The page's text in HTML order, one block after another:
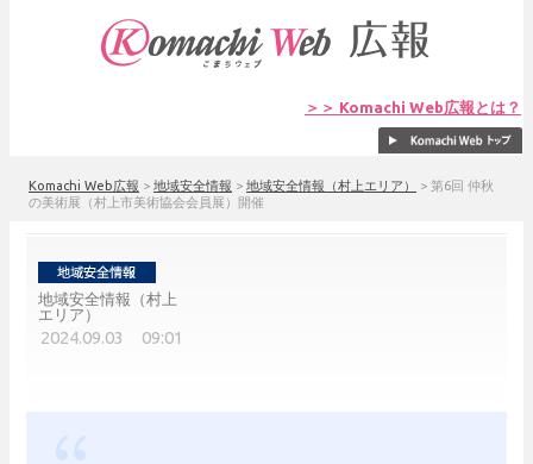
＞＞ Komachi Web広報とは？
Komachi Web広報 > 地域安全情報 > 地域安全情報（村上エリア） > 第6回 仲秋
の美術展（村上市美術協会会員展）開催
地域安全情報（村上
エリア）
2024.09.03 09:01